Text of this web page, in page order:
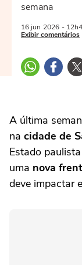
semana
16 jun 2026 -
Exibir comentários
A última
na cidade de
Estado
uma nova
deve impactar